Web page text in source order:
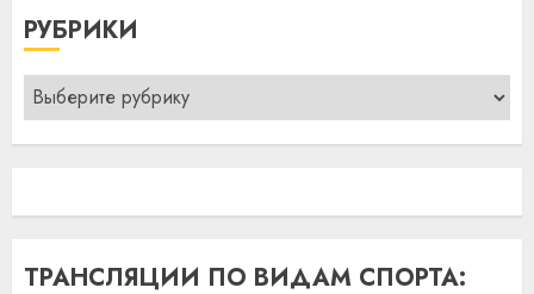
РУБРИКИ
Рубрики
ТРАНСЛЯЦИИ ПО ВИДАМ СПОРТА: